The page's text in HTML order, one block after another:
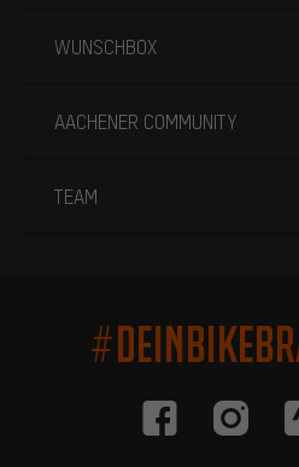
WUNSCHBOX
AACHENER COMMUNITY
TEAM